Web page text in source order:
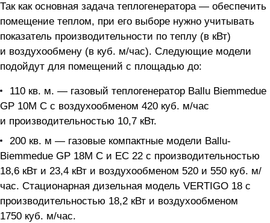
Так как основная задача теплогенератора — обеспечить
помещение теплом, при его выборе нужно учитывать
показатель производительности по теплу (в кВт)
и воздухообмену (в куб. м/час). Следующие модели
подойдут для помещений с площадью до:
110 кв. м. — газовый теплогенератор Ballu Biemmedue
GP 10M C с воздухообменом 420 куб. м/час
и производительностью 10,7 кВт.
200 кв. м — газовые компактные модели Ballu-
Biemmedue GP 18M C и EC 22 с производительностью
18,6 кВт и 23,4 кВт и воздухообменом 520 и 550 куб. м/
час. Стационарная дизельная модель VERTIGO 18 с
производительностью 18,2 кВт и воздухообменом
1750 куб. м/час.